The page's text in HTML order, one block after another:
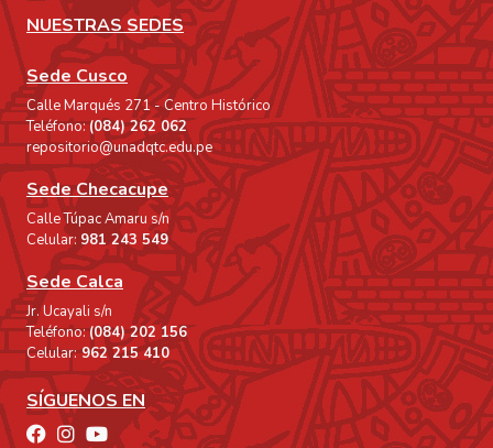
NUESTRAS SEDES
Sede Cusco
Calle Marqués 271 - Centro Histórico
Teléfono:(084) 262 062
repositorio@unadqtc.edu.pe
Sede Checacupe
Calle Túpac Amaru s/n
Celular: 981 243 549
Sede Calca
Jr. Ucayali s/n
Teléfono:(084) 202 156
Celular:962 215 410
SÍGUENOS EN